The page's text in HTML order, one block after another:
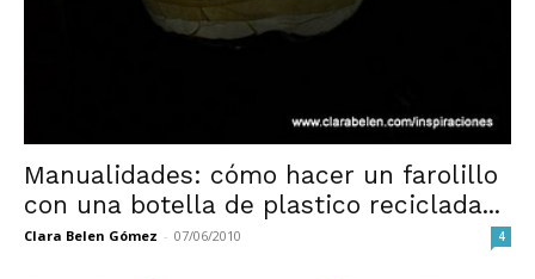
Manualidades: cómo hacer un farolillo
con una botella de plastico reciclada...
Clara Belen Gómez - 07/06/2010 4